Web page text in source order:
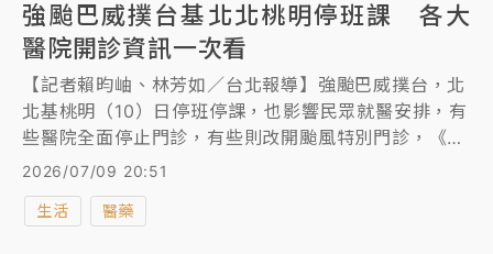
強颱巴威撲台基北北桃明停班課 各大
醫院開診資訊一次看
【記者賴昀岫、林芳如／台北報導】強颱巴威撲台，北
北基桃明（10）日停班停課，也影響民眾就醫安排，有
些醫院全面停止門診，有些則改開颱風特別門診，《知
新聞》整理雙北大醫院的開診資訊，一次看懂最新資
訊。
2026/07/09 20:51
生活 醫藥